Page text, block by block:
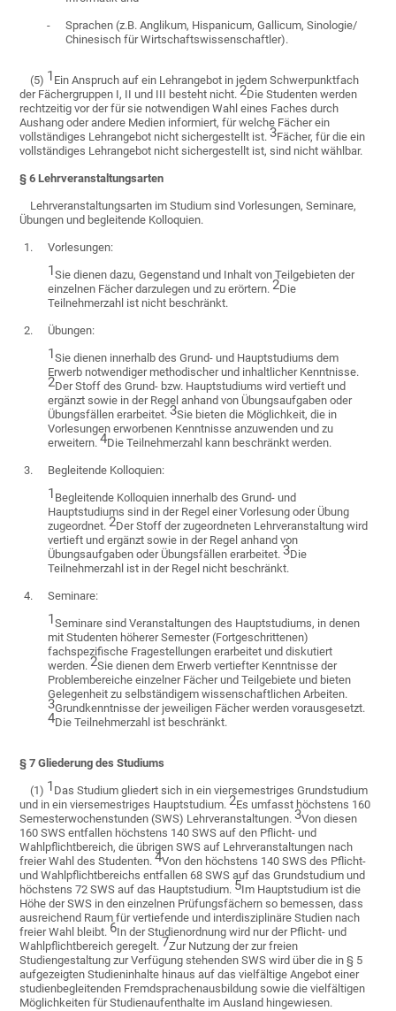
-
Sprachen (z.B. Anglikum, Hispanicum, Gallicum, Sinologie/
Chinesisch für Wirtschaftswissenschaftler).
(5) 1 Ein Anspruch auf ein Lehrangebot in jedem Schwerpunktfach
der Fächergruppen I, II und III besteht nicht. 2Die Studenten werden
rechtzeitig vor der für sie notwendigen Wahl eines Faches durch
Aushang oder andere Medien informiert, für welche Fächer ein
vollständiges Lehrangebot nicht sichergestellt ist.3Fächer, für die ein
vollständiges Lehrangebot nicht sichergestellt ist, sind nicht wählbar.
§ 6 Lehrveranstaltungsarten
Lehrveranstaltungsarten im Studium sind Vorlesungen, Seminare,
Übungen und begleitende Kolloquien.
1. Vorlesungen:
1Sie dienen dazu, Gegenstand und Inhalt von Teilgebieten der
einzelnen Fächer darzulegen und zu erörtern. 2Die
Teilnehmerzahl ist nicht beschränkt.
2. Übungen:
1Sie dienen innerhalb des Grund- und Hauptstudiums dem
Erwerb notwendiger methodischer und inhaltlicher Kenntnisse.
2Der Stoff des Grund- bzw. Hauptstudiums wird vertieft und
ergänzt sowie in der Regel anhand von Übungsaufgaben oder
Übungsfällen erarbeitet.3Sie bieten die Möglichkeit, die in
Vorlesungen erworbenen Kenntnisse anzuwenden und zu
erweitern.4Die Teilnehmerzahl kann beschränkt werden.
3. Begleitende Kolloquien:
1 Begleitende Kolloquien innerhalb des Grund- und
Hauptstudiums sind in der Regel einer Vorlesung oder Übung
zugeordnet. 2Der Stoff der zugeordneten Lehrveranstaltung wird
vertieft und ergänzt sowie in der Regel anhand von
Übungsaufgaben oder Übungsfällen erarbeitet.3Die
Teilnehmerzahl ist in der Regel nicht beschränkt.
4. Seminare:
1Seminare sind Veranstaltungen des Hauptstudiums, in denen
mit Studenten höherer Semester (Fortgeschrittenen)
fachspezifische Fragestellungen erarbeitet und diskutiert
werden. 2Sie dienen dem Erwerb vertiefter Kenntnisse der
Problembereiche einzelner Fächer und Teilgebiete und bieten
Gelegenheit zu selbständigem wissenschaftlichen Arbeiten.
3Grundkenntnisse der jeweiligen Fächer werden vorausgesetzt.
4Die Teilnehmerzahl ist beschränkt.
§ 7 Gliederung des Studiums
(1) 1 Das Studium gliedert sich in ein viersemestriges Grundstudium
und in ein viersemestriges Hauptstudium. 2Es umfasst höchstens 160
Semesterwochenstunden (SWS) Lehrveranstaltungen.3Von diesen
160 SWS entfallen höchstens 140 SWS auf den Pflicht- und
Wahlpflichtbereich, die übrigen SWS auf Lehrveranstaltungen nach
freier Wahl des Studenten.4Von den höchstens 140 SWS des Pflicht-
und Wahlpflichtbereichs entfallen 68 SWS auf das Grundstudium und
höchstens 72 SWS auf das Hauptstudium. 5Im Hauptstudium ist die
Höhe der SWS in den einzelnen Prüfungsfächern so bemessen, dass
ausreichend Raum für vertiefende und interdisziplinäre Studien nach
freier Wahl bleibt. 6In der Studienordnung wird nur der Pflicht- und
Wahlpflichtbereich geregelt. 7Zur Nutzung der zur freien
Studiengestaltung zur Verfügung stehenden SWS wird über die in § 5
aufgezeigten Studieninhalte hinaus auf das vielfältige Angebot einer
studienbegleitenden Fremdsprachenausbildung sowie die vielfältigen
Möglichkeiten für Studienaufenthalte im Ausland hingewiesen.